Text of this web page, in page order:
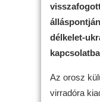
délkelet-
Az orosz
virradóra